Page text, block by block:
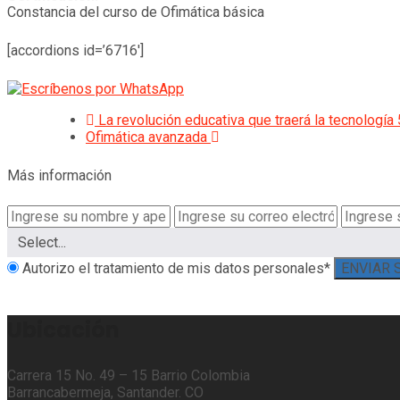
Constancia del curso de Ofimática básica
[accordions id=’6716′]
La revolución educativa que traerá la tecnología
Ofimática avanzada
Más información
Autorizo el tratamiento de mis datos personales* ENVIAR
Carrera 15 No. 49 – 15 Barrio Colombia
Barrancabermeja, Santander. CO